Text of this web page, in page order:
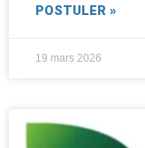
POSTULER »
19 mars 2026